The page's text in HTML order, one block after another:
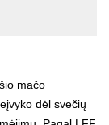
mačo
dėl svečių